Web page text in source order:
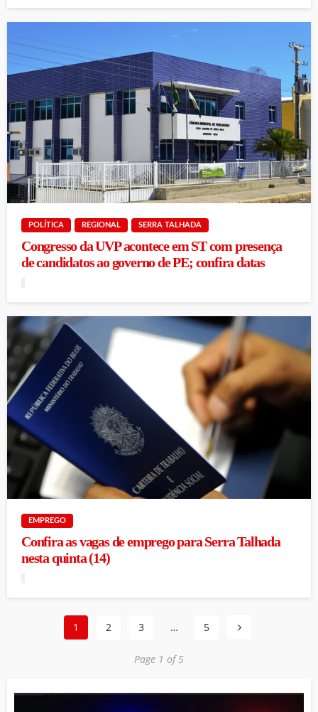
POLÍTICA REGIONAL SERRA TALHADA
Congresso da UVP acontece em ST com presença
de candidatos ao governo de PE; confira datas
EMPREGO
Confira as vagas de emprego para Serra Talhada
nesta quinta (14)
1 2 3 … 5
Page 1 of 5